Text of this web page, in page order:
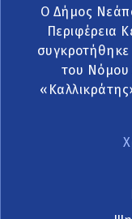
Ο Δήμος
Περιφέρεια
συγκροτήθηκε
του Νόμου